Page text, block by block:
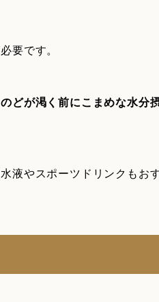
要です。
どが渇く前にこまめな水分
液やスポーツドリンクもお